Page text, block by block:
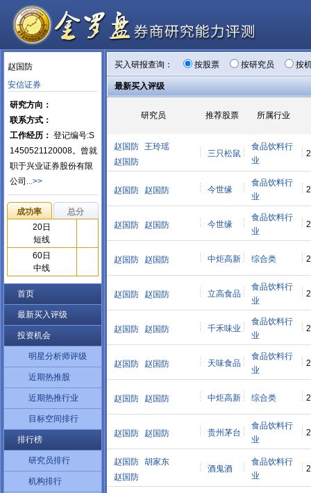
赵国防
安信证券
研究方向：
联系方式：
工作经历： 登记编号:S
1450521120008。曾就
职于兴业证券股份有限
公司 ...>>
成功率
总分
20日
短线
60日
中线
首页
最新买入评级
投资机会
明星分析师评级
近期热推股
近期热推行业
目标空间排行
排行榜
研究员排行
机构排行
买入研报查询： 按股票 按研究员 按
最新买入评级
研究员 推荐股票 所属行业
赵国防 王玲瑶
赵国防
三只松鼠
食品饮料行
业
赵国防 赵国防 今世缘
食品饮料行
业
赵国防 赵国防 今世缘
食品饮料行
业
赵国防 赵国防 中炬高新 综合类
赵国防 赵国防 立高食品
食品饮料行
业
赵国防 赵国防 千禾味业
食品饮料行
业
赵国防 赵国防 天味食品
食品饮料行
业
赵国防 赵国防 中炬高新 综合类
赵国防 赵国防 贵州茅台
食品饮料行
业
赵国防 胡家东
赵国防
酒鬼酒
食品饮料行
业